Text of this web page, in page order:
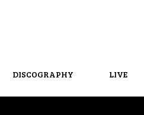
DISCOGRAPHY LIVE